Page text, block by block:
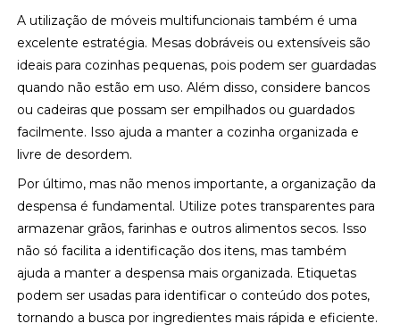
A utilização de móveis multifuncionais também é uma
excelente estratégia. Mesas dobráveis ou extensíveis são
ideais para cozinhas pequenas, pois podem ser guardadas
quando não estão em uso. Além disso, considere bancos
ou cadeiras que possam ser empilhados ou guardados
facilmente. Isso ajuda a manter a cozinha organizada e
livre de desordem.
Por último, mas não menos importante, a organização da
despensa é fundamental. Utilize potes transparentes para
armazenar grãos, farinhas e outros alimentos secos. Isso
não só facilita a identificação dos itens, mas também
ajuda a manter a despensa mais organizada. Etiquetas
podem ser usadas para identificar o conteúdo dos potes,
tornando a busca por ingredientes mais rápida e eficiente.